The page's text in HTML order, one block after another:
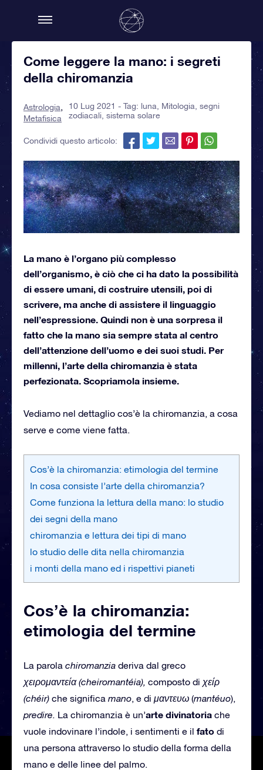
Come leggere la mano: i segreti
della chiromanzia
Astrologia
Metafisica
10 Lug 2021 - Tag: luna Mitologia segni
zodiacali sistema solare
Condividi questo articolo:
La mano è l’organo più complesso
dell’organismo, è ciò che ci ha dato la possibilità
di essere umani, di costruire utensili, poi di
scrivere, ma anche di assistere il linguaggio
nell’espressione. Quindi non è una sorpresa il
fatto che la mano sia sempre stata al centro
dell’attenzione dell’uomo e dei suoi studi. Per
millenni, l’arte della chiromanzia è stata
perfezionata. Scopriamola insieme.
Vediamo nel dettaglio cos’è la chiromanzia, a cosa
serve e come viene fatta.
Cos’è la chiromanzia: etimologia del termine
In cosa consiste l’arte della chiromanzia?
Come funziona la lettura della mano: lo studio
dei segni della mano
chiromanzia e lettura dei tipi di mano
lo studio delle dita nella chiromanzia
i monti della mano ed i rispettivi pianeti
Cos’è la chiromanzia:
etimologia del termine
La parola chiromanzia deriva dal greco
χειρομαντεία (cheiromantéia), composto di χείρ
(chéir) che significa mano, e di μαντευω (mantéuo),
predire. La chiromanzia è un’arte divinatoria che
vuole indovinare l’indole, i sentimenti e il fato di
una persona attraverso lo studio della forma della
mano e delle linee del palmo.